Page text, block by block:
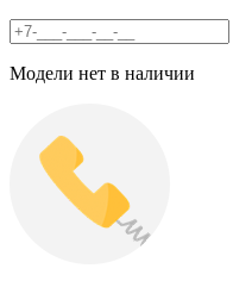
Модели нет в наличии